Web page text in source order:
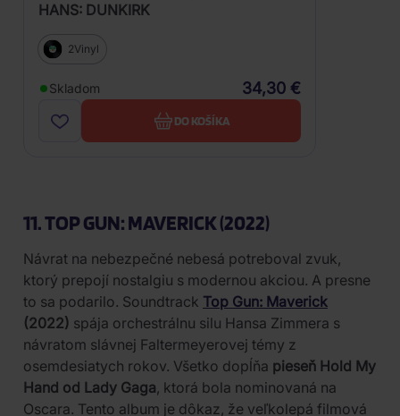
HANS: DUNKIRK
2Vinyl
Skladom 34,30 €
DO KOŠÍKA
11. TOP GUN: MAVERICK (2022)
Návrat na nebezpečné nebesá potreboval zvuk,
ktorý prepojí nostalgiu s modernou akciou. A presne
to sa podarilo. Soundtrack Top Gun: Maverick
(2022) spája orchestrálnu silu Hansa Zimmera s
návratom slávnej Faltermeyerovej témy z
osemdesiatych rokov. Všetko dopĺňa pieseň Hold My
Hand od Lady Gaga, ktorá bola nominovaná na
Oscara. Tento album je dôkaz, že veľkolepá filmová